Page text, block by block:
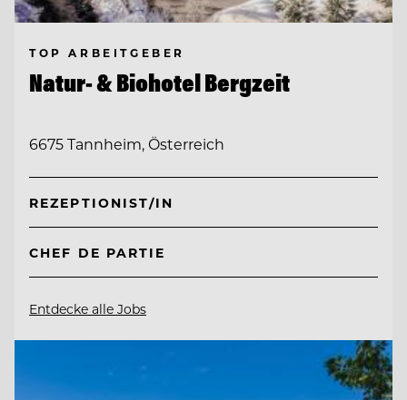
TOP ARBEITGEBER
Natur- & Biohotel Bergzeit
6675 Tannheim, Österreich
REZEPTIONIST/IN
CHEF DE PARTIE
Entdecke alle Jobs